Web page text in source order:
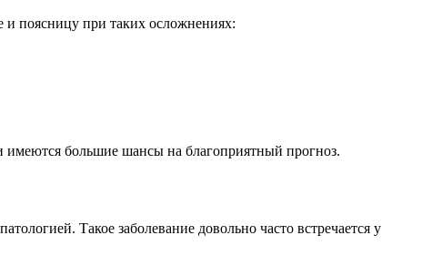
и поясницу при таких осложнениях:
имеются большие шансы на благоприятный прогноз.
Такое заболевание довольно часто встречается у